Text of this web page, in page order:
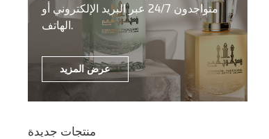
متواجدون 24/7 عبر البريد الإلكتروني أو
الهاتف.
عرض المزيد
منتجات جديدة